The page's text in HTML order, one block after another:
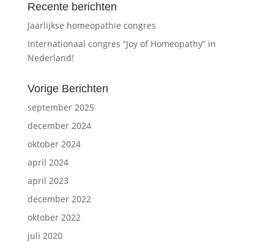
Recente berichten
Jaarlijkse homeopathie congres
Internationaal congres “Joy of Homeopathy” in
Nederland!
Vorige Berichten
september 2025
december 2024
oktober 2024
april 2024
april 2023
december 2022
oktober 2022
juli 2020